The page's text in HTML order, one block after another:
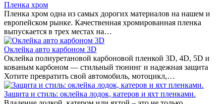
Пленка хром
Пленка хром одна из самых дорогих материалов на нашем и
европейском рынке. Качественная хромированная пленка
выпускается в трех местах на…
Оклейка авто карбоном 3D
Оклейка полиуретановой карбоновой пленкой 3D, 4D, 5D и
кованым карбоном — стильный тюнинг и надежная защита
Хотите превратить свой автомобиль, мотоцикл,…
Защита и стиль: оклейка лодок, катеров и яхт пленками.